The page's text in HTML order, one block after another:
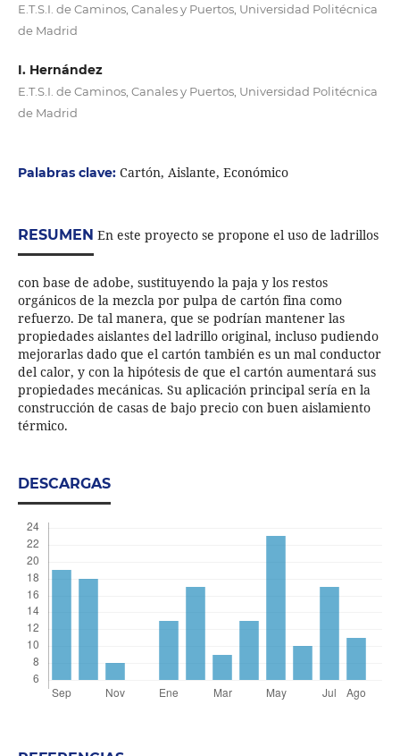
E.T.S.I. de Caminos, Canales y Puertos, Universidad Politécnica
de Madrid
I. Hernández
E.T.S.I. de Caminos, Canales y Puertos, Universidad Politécnica
de Madrid
Palabras clave: Cartón, Aislante, Económico
RESUMEN En este proyecto se propone el uso de ladrillos
con base de adobe, sustituyendo la paja y los restos
orgánicos de la mezcla por pulpa de cartón fina como
refuerzo. De tal manera, que se podrían mantener las
propiedades aislantes del ladrillo original, incluso pudiendo
mejorarlas dado que el cartón también es un mal conductor
del calor, y con la hipótesis de que el cartón aumentará sus
propiedades mecánicas. Su aplicación principal sería en la
construcción de casas de bajo precio con buen aislamiento
térmico.
DESCARGAS